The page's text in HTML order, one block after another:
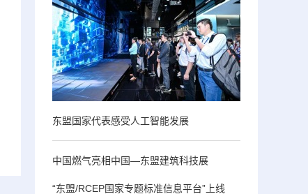
东盟国家代表感受人工智能发展
中国燃气亮相中国—东盟建筑科技展
“东盟/RCEP国家专题标准信息平台”上线